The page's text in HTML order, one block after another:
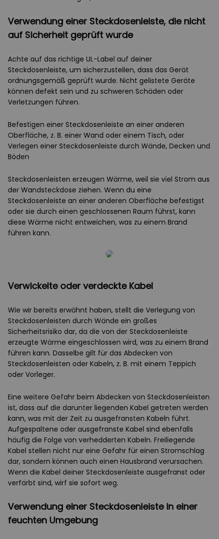
Verwendung einer Steckdosenleiste, die nicht
auf Sicherheit geprüft wurde
Achte auf das richtige UL-Label auf deiner
Steckdosenleiste, um sicherzustellen, dass das Gerät
ordnungsgemäß geprüft wurde. Nicht gelistete Geräte
können defekt sein und zu schweren Schäden oder
Verletzungen führen.
Befestigen einer Steckdosenleiste an einer anderen
Oberfläche, z. B. einer Wand oder einem Tisch, oder
Verlegen einer Steckdosenleiste durch Wände, Decken und
Böden
Steckdosenleisten erzeugen Wärme, weil sie viel Strom aus
der Wandsteckdose ziehen. Wenn du eine
Steckdosenleiste an einer anderen Oberfläche befestigst
oder sie durch einen geschlossenen Raum führst, kann
diese Wärme nicht entweichen, was zu einem Brand
führen kann.
Verwickelte oder verdeckte Kabel
Wie wir bereits erwähnt haben, stellt die Verlegung von
Steckdosenleisten durch Wände ein großes
Sicherheitsrisiko dar, da die von der Steckdosenleiste
erzeugte Wärme eingeschlossen wird, was zu einem Brand
führen kann. Dasselbe gilt für das Abdecken von
Steckdosenleisten oder Kabeln, z. B. mit einem Teppich
oder Vorleger.
Eine weitere Gefahr beim Abdecken von Steckdosenleisten
ist, dass auf die darunter liegenden Kabel getreten werden
kann, was mit der Zeit zu ausgefransten Kabeln führt.
Aufgespaltene oder ausgefranste Kabel sind ebenfalls
häufig die Folge von verhedderten Kabeln. Freiliegende
Kabel stellen nicht nur eine Gefahr für einen Stromschlag
dar, sondern können auch einen Hausbrand verursachen.
Wenn die Kabel deiner Steckdosenleiste ausgefranst oder
verfärbt sind, wirf sie sofort weg.
Verwendung einer Steckdosenleiste in einer
feuchten Umgebung